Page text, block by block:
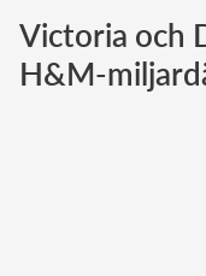
Victoria och
H&M-